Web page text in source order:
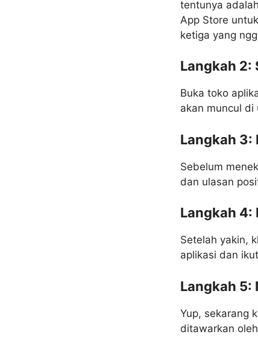
tentunya
App Store
ketiga yang
Langkah 2:
Buka toko
akan muncul
Langkah 3:
Sebelum
dan ulasan
Langkah 4:
Setelah yakin,
aplikasi dan
Langkah 5:
Yup, sekarang
ditawarkan